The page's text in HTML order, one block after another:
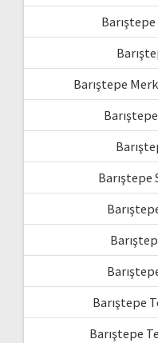
Barıştepe
Barıştepe
Barıştepe
Barıştepe